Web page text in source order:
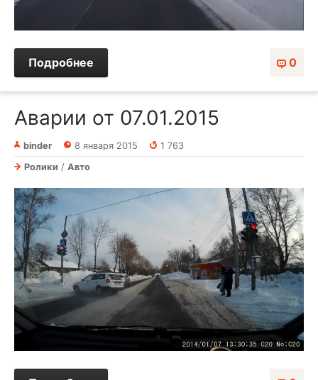
0
Подробнее
Аварии от 07.01.2015
binder 8 января 2015
1 763
Ролики / Авто